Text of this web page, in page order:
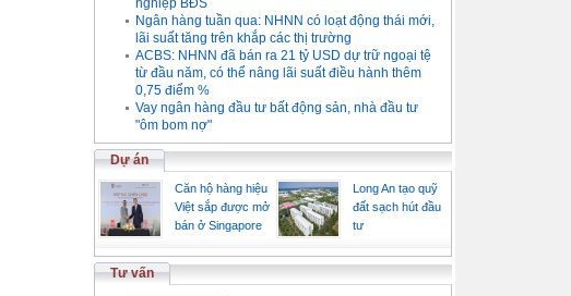
nghiệp BĐS
Ngân hàng tuần qua: NHNN có loạt động thái mới,
lãi suất tăng trên khắp các thị trường
ACBS: NHNN đã bán ra 21 tỷ USD dự trữ ngoại tệ
từ đầu năm, có thể nâng lãi suất điều hành thêm
0,75 điểm %
Vay ngân hàng đầu tư bất động sản, nhà đầu tư
"ôm bom nợ"
Dự án
Căn hộ hàng hiệu
Việt sắp được mở
bán ở Singapore
Long An tạo quỹ
đất sạch hút đầu
tư
Tư vấn